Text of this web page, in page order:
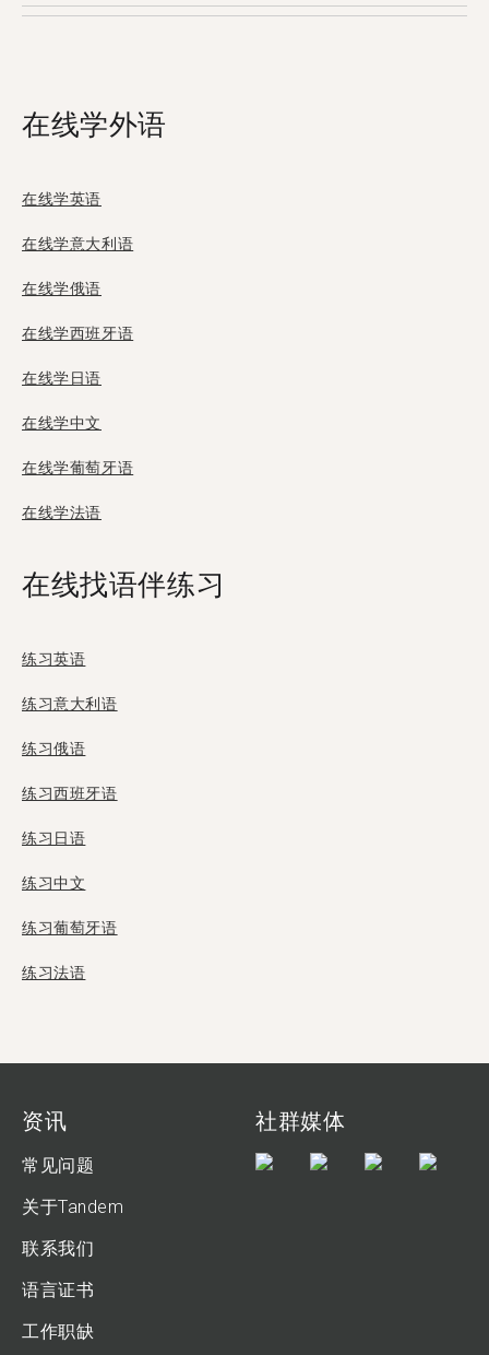
在线学外语
在线学英语
在线学意大利语
在线学俄语
在线学西班牙语
在线学日语
在线学中文
在线学葡萄牙语
在线学法语
在线找语伴练习
练习英语
练习意大利语
练习俄语
练习西班牙语
练习日语
练习中文
练习葡萄牙语
练习法语
资讯
常见问题
关于Tandem
联系我们
语言证书
工作职缺
社群媒体